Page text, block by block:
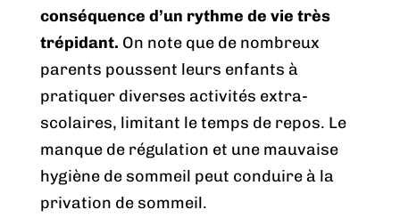
conséquence d’un rythme de vie très
trépidant. On note que de nombreux
parents poussent leurs enfants à
pratiquer diverses activités extra-
scolaires, limitant le temps de repos. Le
manque de régulation et une mauvaise
hygiène de sommeil peut conduire à la
privation de sommeil.